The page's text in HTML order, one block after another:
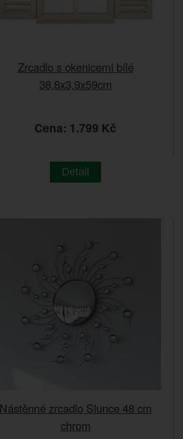
Zrcadlo s okenicemi bílé
38,8x3,9x59cm
Cena: 1.799 Kč
Detail
Nástěnné zrcadlo Slunce 48 cm
chrom